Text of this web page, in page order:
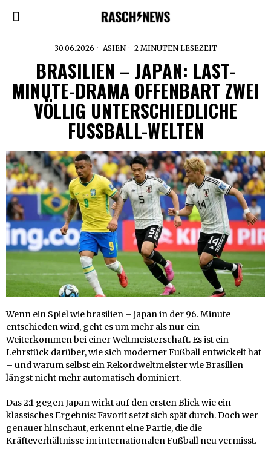
30.06.2026 ASIEN 2 MINUTEN LESEZEIT
BRASILIEN – JAPAN: LAST-
MINUTE-DRAMA OFFENBART ZWEI
VÖLLIG UNTERSCHIEDLICHE
FUSSBALL-WELTEN
Wenn ein Spiel wiebrasilien – japanin der 96. Minute
entschieden wird, geht es um mehr als nur ein
Weiterkommen bei einer Weltmeisterschaft. Es ist ein
Lehrstück darüber, wie sich moderner Fußball entwickelt hat
– und warum selbst ein Rekordweltmeister wie Brasilien
längst nicht mehr automatisch dominiert.
Das 2:1 gegen Japan wirkt auf den ersten Blick wie ein
klassisches Ergebnis: Favorit setzt sich spät durch. Doch wer
genauer hinschaut, erkennt eine Partie, die die
Kräfteverhältnisse im internationalen Fußball neu vermisst.